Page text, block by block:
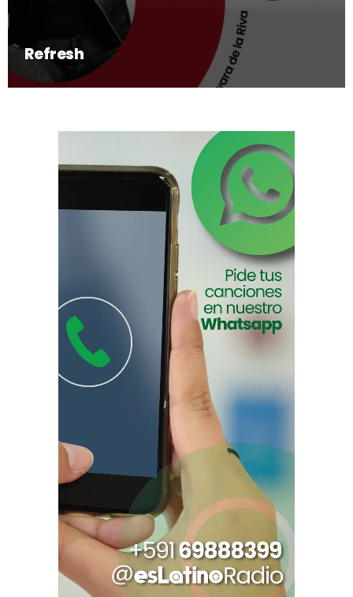
Refresh